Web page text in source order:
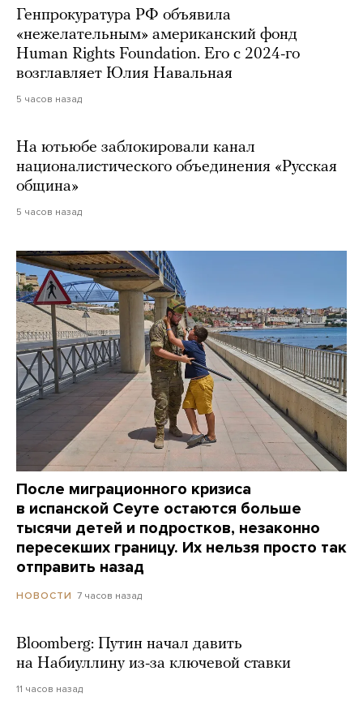
Генпрокуратура РФ объявила
«нежелательным» американский фонд
Human Rights Foundation. Его с 2024-го
возглавляет Юлия Навальная
5 часов назад
На ютьюбе заблокировали канал
националистического объединения «Русская
община»
5 часов назад
После миграционного кризиса
в испанской Сеуте остаются больше
тысячи детей и подростков, незаконно
пересекших границу. Их нельзя просто так
отправить назад
НОВОСТИ 7 часов назад
Bloomberg: Путин начал давить
на Набиуллину из-за ключевой ставки
11 часов назад